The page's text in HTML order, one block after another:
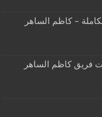
– كاظم الساهر